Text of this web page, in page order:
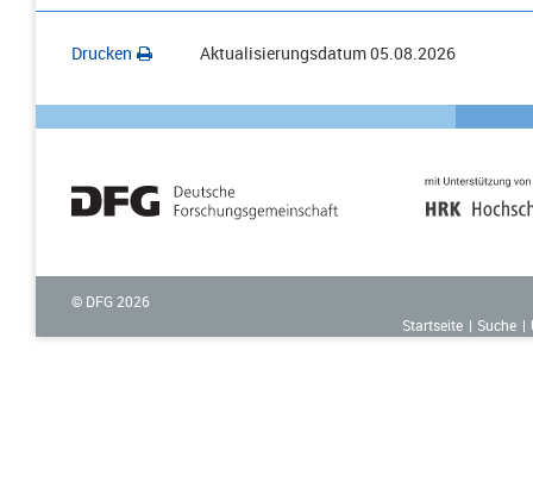
Drucken Aktualisierungsdatum05.08.2026
© DFG 2026
Startseite
Suche